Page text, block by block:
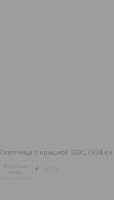
₽ -40%
Газетница с крышкой 30Х17Х34 см